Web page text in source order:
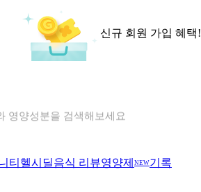
신규 회원 가입 혜택!
이어트 음식 검색해보세요
티 헬시딜음식 리뷰영양제 NEW기록